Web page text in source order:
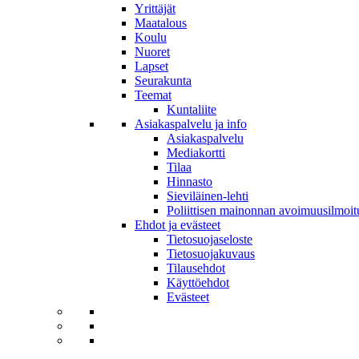
Yrittäjät
Maatalous
Koulu
Nuoret
Lapset
Seurakunta
Teemat
Kuntaliite
Asiakaspalvelu ja info
Asiakaspalvelu
Mediakortti
Tilaa
Hinnasto
Sieviläinen-lehti
Poliittisen mainonnan
Ehdot ja evästeet
Tietosuojaseloste
Tietosuojakuvaus
Tilausehdot
Käyttöehdot
Evästeet